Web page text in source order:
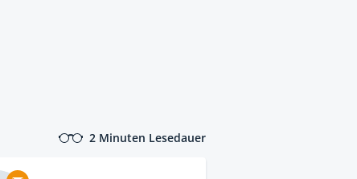
2 Minuten Lesedauer